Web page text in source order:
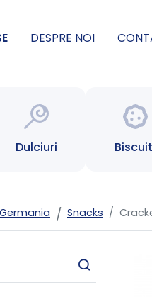
DESPRE NOI
Dulciuri
Snacks